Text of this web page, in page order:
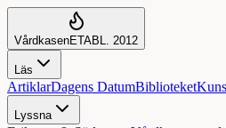
VårdkasenETABL. 2012
Läs
ArtiklarDagens DatumBiblioteket
Lyssna